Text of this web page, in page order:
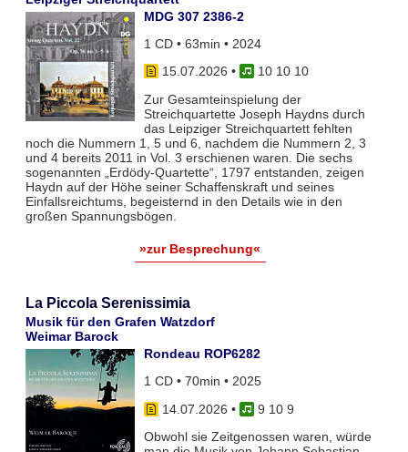
MDG 307 2386-2
1 CD • 63min • 2024
15.07.2026 •
10 10 10
Zur Gesamteinspielung der
Streichquartette Joseph Haydns durch
das Leipziger Streichquartett fehlten
noch die Nummern 1, 5 und 6, nachdem die Nummern 2, 3
und 4 bereits 2011 in Vol. 3 erschienen waren. Die sechs
sogenannten „Erdödy-Quartette“, 1797 entstanden, zeigen
Haydn auf der Höhe seiner Schaffenskraft und seines
Einfallsreichtums, begeisternd in den Details wie in den
großen Spannungsbögen.
»zur Besprechung«
La Piccola Serenissimia
Musik für den Grafen Watzdorf
Weimar Barock
Rondeau ROP6282
1 CD • 70min • 2025
14.07.2026 •
9 10 9
Obwohl sie Zeitgenossen waren, würde